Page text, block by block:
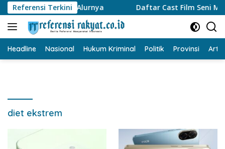
Langsung
ke
konten
Referensi Terkini
Dead Burn, Begini Alurnya Daftar Cast Film Seni
Headline Nasional Hukum Kriminal Politik Provinsi
diet ekstrem